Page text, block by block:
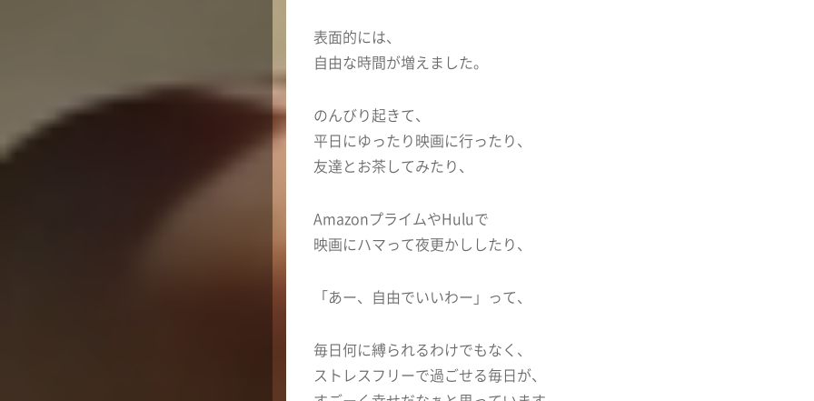
表面的には、
自由な時間が増えました。
のんびり起きて、
平日にゆったり映画に行ったり、
友達とお茶してみたり、
AmazonプライムやHuluで
映画にハマって夜更かししたり、
「あー、自由でいいわー」って、
毎日何に縛られるわけでもなく、
ストレスフリーで過ごせる毎日が、